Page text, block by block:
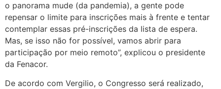
o panorama mude (da pandemia), a gente pode
repensar o limite para inscrições mais à frente e tentar
contemplar essas pré-inscrições da lista de espera.
Mas, se isso não for possível, vamos abrir para
participação por meio remoto”, explicou o presidente
da Fenacor.
De acordo com Vergilio, o Congresso será realizado,